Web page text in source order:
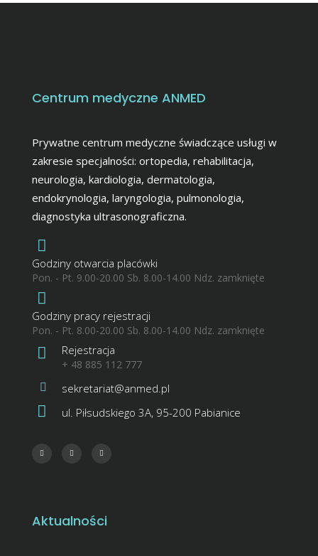
Centrum medyczne ANMED
Prywatne centrum medyczne świadczące usługi w
zakresie specjalności: ortopedia, rehabilitacja,
neurologia, kardiologia, dermatologia,
endokrynologia, laryngologia, pulmonologia,
diagnostyka ultrasonograficzna.
Godziny otwarcia placówki
Pon. - Pt. 9.00-20.00 Sb. 8.00-14.00 Ndz. zamknięte
Godziny pracy rejestracji
Pon. - Pt. 8.00-20.00 Sb. 8.00-14.00 Ndz. zamknięte
Rejestracja
+ 48 885 112 777
sekretariat@anmed.pl
ul. Piłsudskiego 3A, 95-200 Pabianice
Aktualności